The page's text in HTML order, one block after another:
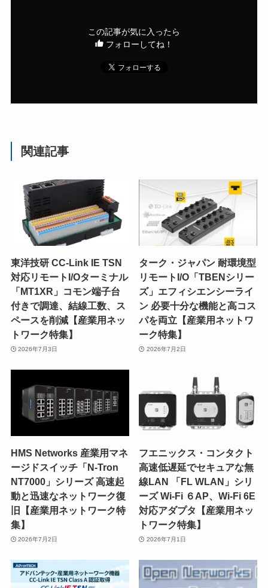
この記事が気に入ったら
フォローしてね！
関連記事
東洋技研 CC-Link IE TSN
対応リモートI/Oターミナル
「MT1XR」コモン端子台
付きで調達、結線工数、ス
ペースを削減【産業用ネッ
トワーク特集】
2026年7月3日
ターク・ジャパン 耐環境型
リモートI/O「TBENシリー
ズ」エフィシエンシーライ
ン 必要十分な機能と高コス
パを両立【産業用ネットワ
ーク特集】
2026年7月2日
HMS Networks 産業用マネ
ージドスイッチ「N-Tron
NT7000」シリーズ 高速起
動と迅速なネットワーク復
旧【産業用ネットワーク特
集】
2026年7月2日
フエニックス・コンタクト
高速低遅延でセキュアな無
線LAN 「FL WLAN」シリ
ーズ Wi-Fi ６AP、Wi-Fi 6E
対応アダプタ【産業用ネッ
トワーク特集】
2026年7月1日